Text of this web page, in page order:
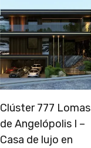
Clúster 777 Lomas
de Angelópolis I –
Casa de lujo en